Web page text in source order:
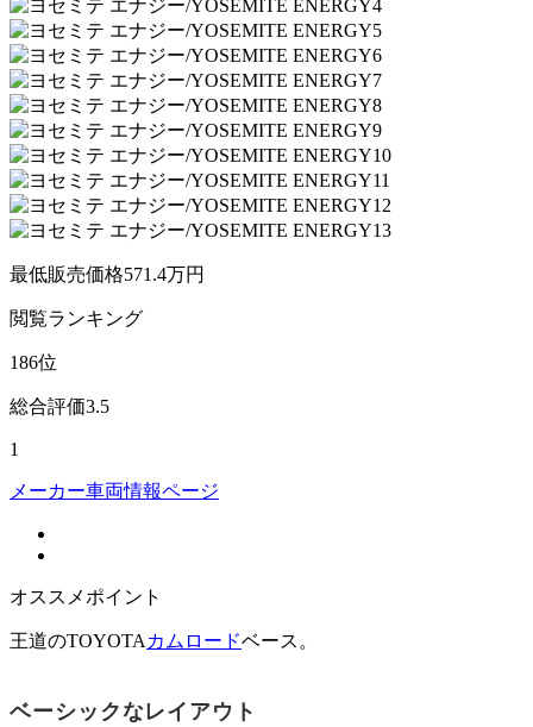
最低販売価格571.4万円
閲覧ランキング
186位
総合評価3.5
1
メーカー車両情報ページ
オススメポイント
王道のTOYOTA カムロードベース。
ベーシックなレイアウト